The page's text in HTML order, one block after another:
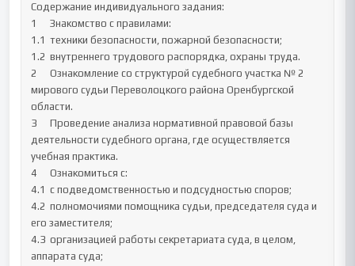
Содержание индивидуального задания:
1	Знакомство с правилами:
1.1	техники безопасности, пожарной безопасности;
1.2	внутреннего трудового распорядка, охраны труда.
2	Ознакомление со структурой судебного участка № 2
мирового судьи Переволоцкого района Оренбургской
области.
3	Проведение анализа нормативной правовой базы
деятельности судебного органа, где осуществляется
учебная практика.
4	Ознакомиться с:
4.1	с подведомственностью и подсудностью споров;
4.2	полномочиями помощника судьи, председателя суда и
его заместителя;
4.3	организацией работы секретариата суда, в целом,
аппарата суда;